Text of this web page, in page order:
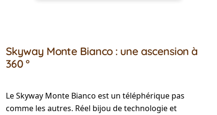
Skyway Monte Bianco : une ascension à
360 °
Le Skyway Monte Bianco est un téléphérique pas
comme les autres. Réel bijou de technologie et